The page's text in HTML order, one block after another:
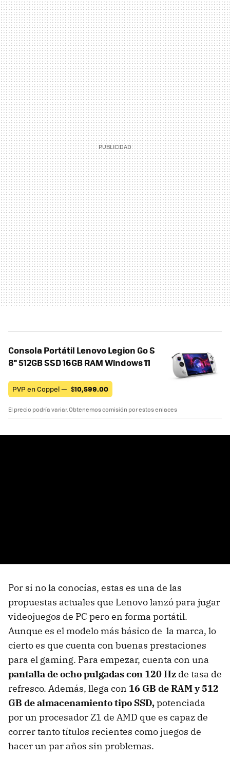
Consola Portátil Lenovo Legion Go S
8'' 512GB SSD 16GB RAM Windows 11
PVP en Coppel — $10,599.00
El precio podría variar. Obtenemos comisión por estos enlaces
Por si no la conocías, estas es una de las
propuestas actuales que Lenovo lanzó para jugar
videojuegos de PC pero en forma portátil.
Aunque es el modelo más básico de la marca, lo
cierto es que cuenta con buenas prestaciones
para el gaming. Para empezar, cuenta con una
pantalla de ocho pulgadas con 120 Hz de tasa de
refresco. Además, llega con 16 GB de RAM y 512
GB de almacenamiento tipo SSD,potenciada
por un procesador Z1 de AMD que es capaz de
correr tanto títulos recientes como juegos de
hacer un par años sin problemas.